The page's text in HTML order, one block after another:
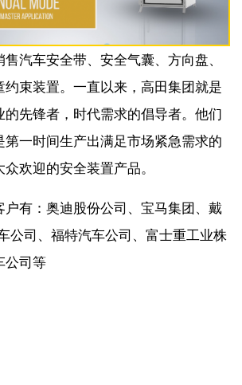
汽车安全带、安全气囊、方向盘、
约束装置。一直以来，高田集团就是
的先锋者，时代需求的倡导者。他们
第一时间生产出满足市场紧急需求的
欢迎的安全装置产品。
户有：奥迪股份公司、宝马集团、戴
公司、福特汽车公司、富士重工业株
公司等